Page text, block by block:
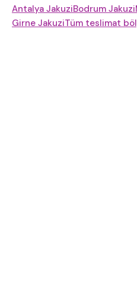
Antalya JakuziBodrum Jakuzi
Girne JakuziTüm teslimat